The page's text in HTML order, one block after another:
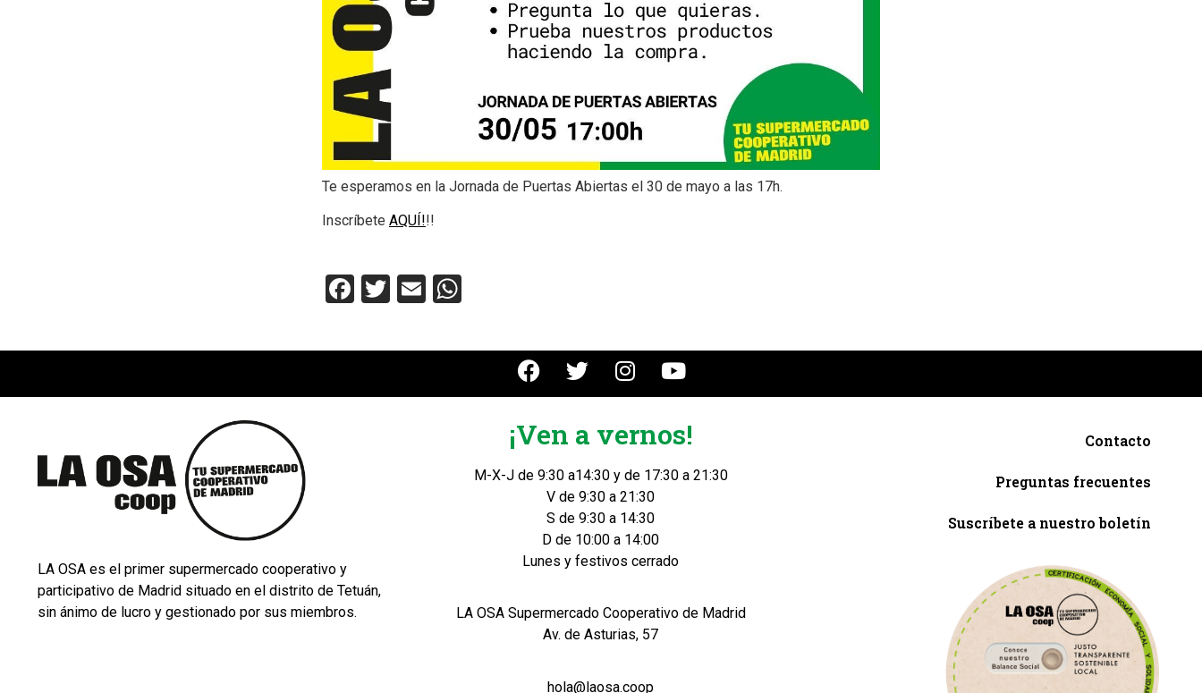
Te esperamos en la Jornada de Puertas Abiertas el 30 de mayo a las 17h.
Inscríbete AQUÍ!!!
Facebook
Twitter
Email
LA OSA es el primer supermercado cooperativo y
participativo de Madrid situado en el distrito de Tetuán,
sin ánimo de lucro y gestionado por sus miembros.
¡Ven a vernos!
M-X-J de 9:30 a14:30 y de 17:30 a 21:30
V de 9:30 a 21:30
S de 9:30 a 14:30
D de 10:00 a 14:00
Lunes y festivos cerrado
LA OSA Supermercado Cooperativo de Madrid
Av. de Asturias, 57
hola@laosa.coop
Contacto
Preguntas frecuentes
Suscríbete a nuestro boletín